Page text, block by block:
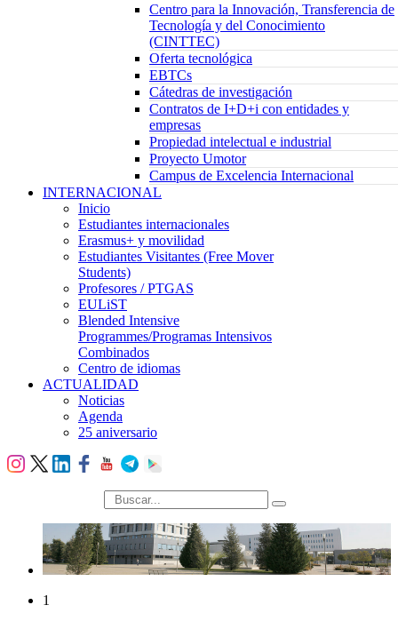
Centro para la Innovación, Transferencia de
Tecnología y del Conocimiento
(CINTTEC)
Oferta tecnológica
EBTCs
Cátedras de investigación
Contratos de I+D+i con entidades y
empresas
Propiedad intelectual e industrial
Proyecto Umotor
Campus de Excelencia Internacional
INTERNACIONAL
Inicio
Estudiantes internacionales
Erasmus+ y movilidad
Estudiantes Visitantes (Free Mover
Students)
Profesores / PTGAS
EULiST
Blended Intensive
Programmes/Programas Intensivos
Combinados
Centro de idiomas
ACTUALIDAD
Noticias
Agenda
25 aniversario
búsqueda
1